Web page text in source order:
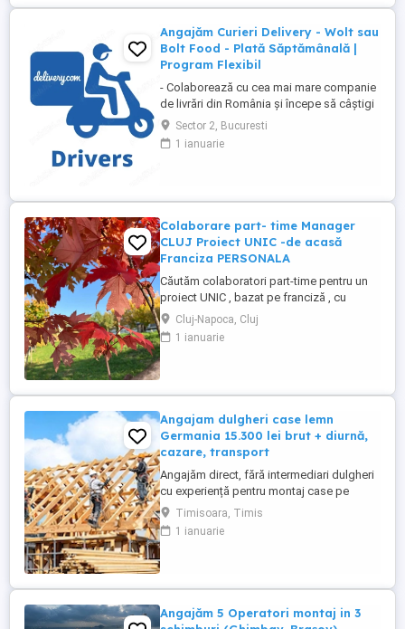
echipamentelor ...
Angajăm Curieri Delivery - Wolt sau
Bolt Food - Plată Săptămânală |
Program Flexibil
- Colaborează cu cea mai mare companie
de livrări din România și începe să câștigi
rapid! - Cerințe: Minim 18 ani Mijloc de
transport propriu (mașină, scuter,
motocicletă sau bicicletă) Telefon mobil
atractive ...
Sector 2, Bucuresti
1 ianuarie
Colaborare part- time Manager
CLUJ Proiect UNIC -de acasă
Franciza PERSONALA
Căutăm colaboratori part-time pentru un
proiect UNIC , bazat pe franciză , cu
posibilitatea de a lucra de acasă. în județ
dar si județele din apropiere, Domeniile
sunt : marketing si publicitate , wellness .
Cluj-Napoca, Cluj
1 ianuarie
Angajam dulgheri case lemn
Germania 15.300 lei brut + diurnă,
cazare, transport
Angajăm direct, fără intermediari dulgheri
cu experiență pentru montaj case pe
structură de lemn, Germania (Bayern și
Baden-Württemberg). Salariu 15.300 RON
brut pe carte de muncă Plată săptămânală
legal, asigurare Angajare ...
Timisoara, Timis
1 ianuarie
Angajăm 5 Operatori montaj in 3